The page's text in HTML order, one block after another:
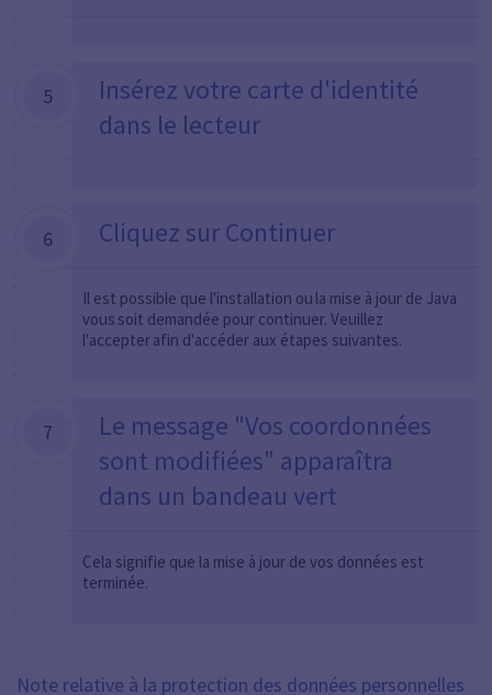
5
Insérez votre carte d'identité
dans le lecteur
6 Cliquez sur Continuer
Il est possible que l'installation ou la mise à jour de Java
vous soit demandée pour continuer. Veuillez
l'accepter afin d'accéder aux étapes suivantes.
7
Le message "Vos coordonnées
sont modifiées" apparaîtra
dans un bandeau vert
Cela signifie que la mise à jour de vos données est
terminée.
Note relative à la protection des données personnelles